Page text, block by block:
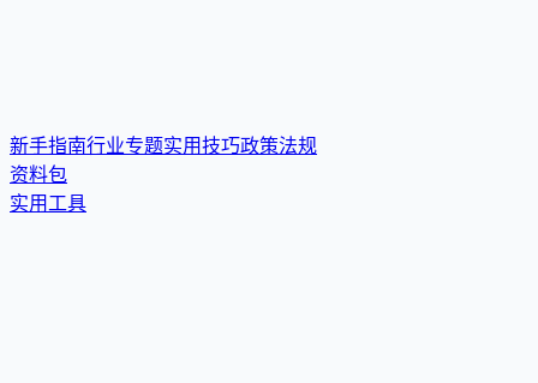
新手指南行业专题实用技巧政策法规
资料包
实用工具